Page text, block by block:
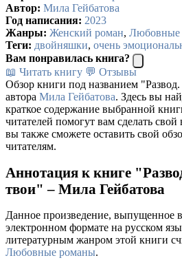
Автор: Мила Гейбатова
Год написания: 2023
Жанры: Женский роман, Любовные
Теги: двойняшки, очень
Вам понравилась книга?
📖 Читать книгу 💬 Отзывы
Обзор книги под названием
автора Мила Гейбатова. Здесь вы
краткое содержание выбранной
читателей помогут вам сделать
вы также сможете оставить свой
читателям.
Аннотация к книге
твои" – Мила Гейбатова
Данное произведение, выпущенное в
электронном формате на русском
литературным жанром этой книги
Любовные романы.